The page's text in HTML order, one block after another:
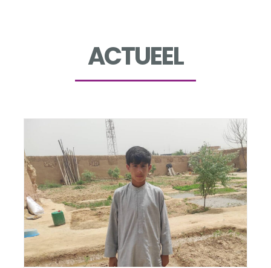
ACTUEEL
De impact van moestuinieren